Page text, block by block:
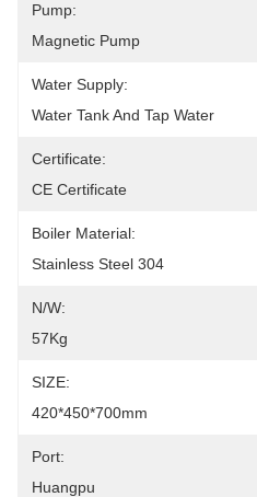
Pump:
Magnetic Pump
Water Supply:
Water Tank And Tap Water
Certificate:
CE Certificate
Boiler Material:
Stainless Steel 304
N/W:
57Kg
SIZE:
420*450*700mm
Port:
Huangpu